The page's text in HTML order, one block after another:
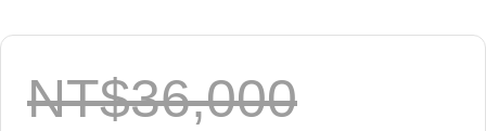
NT$36,000原